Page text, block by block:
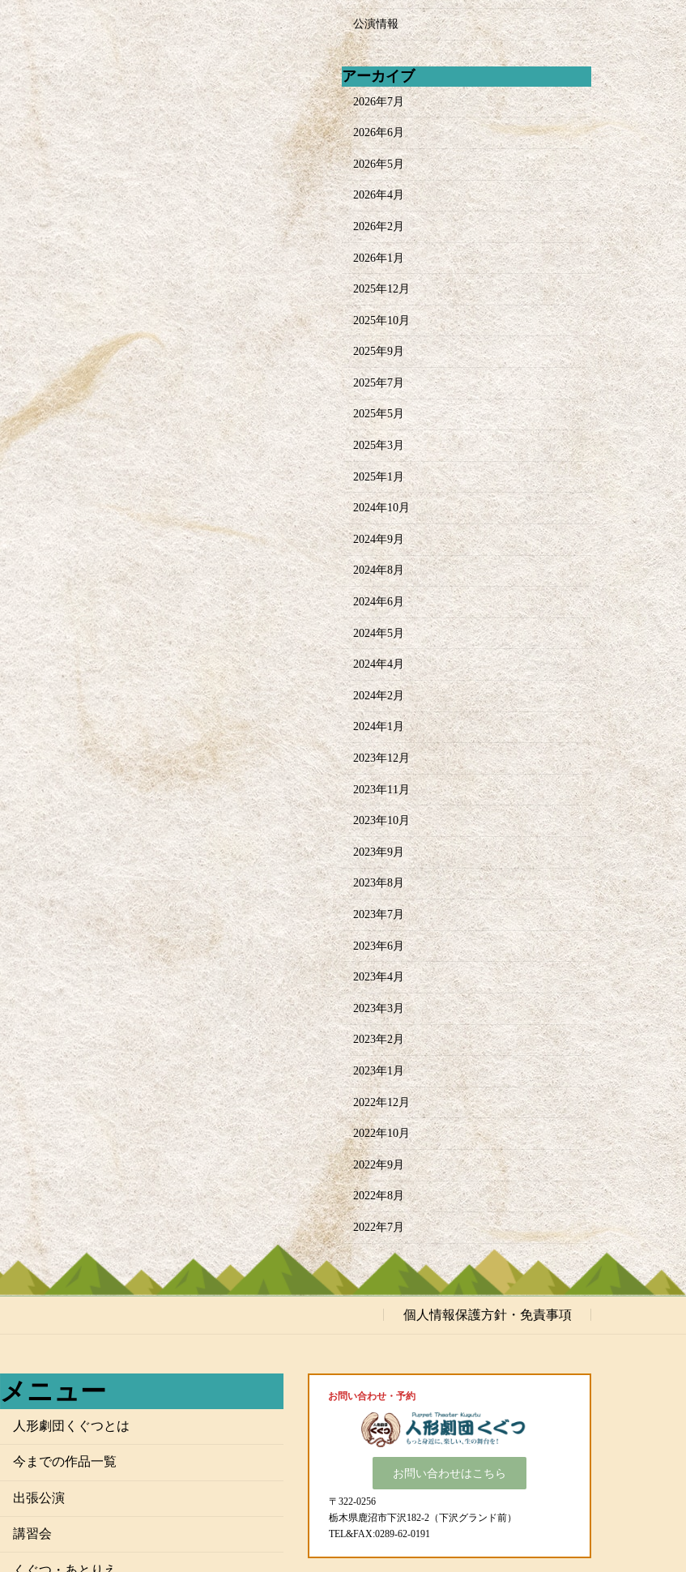
公演情報
アーカイブ
2026年7月
2026年6月
2026年5月
2026年4月
2026年2月
2026年1月
2025年12月
2025年10月
2025年9月
2025年7月
2025年5月
2025年3月
2025年1月
2024年10月
2024年9月
2024年8月
2024年6月
2024年5月
2024年4月
2024年2月
2024年1月
2023年12月
2023年11月
2023年10月
2023年9月
2023年8月
2023年7月
2023年6月
2023年4月
2023年3月
2023年2月
2023年1月
2022年12月
2022年10月
2022年9月
2022年8月
2022年7月
個人情報保護方針・免責事項
メニュー
人形劇団くぐつとは
今までの作品一覧
出張公演
講習会
お問い合わせ・予約
お問い合わせはこちら
〒322-0256
栃木県鹿沼市下沢182-2（下沢グランド前）
TEL&FAX:0289-62-0191